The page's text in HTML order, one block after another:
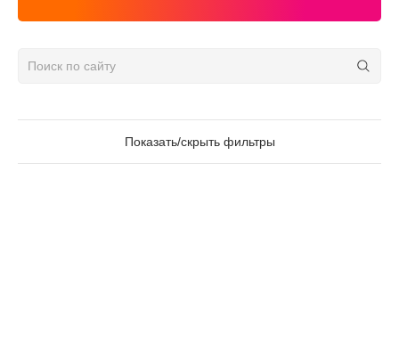
Показать/скрыть фильтры